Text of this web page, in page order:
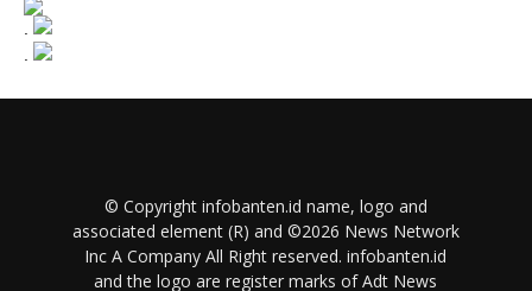
© Copyright infobanten.id name, logo and
associated element (R) and ©2026 News Network
Inc A Company All Right reserved. infobanten.id
and the logo are register marks of Adt News